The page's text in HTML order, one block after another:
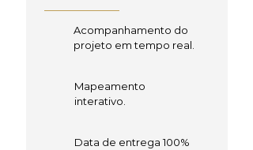
Acompanhamento do
projeto em tempo real.
Mapeamento
interativo.
Data de entrega 100%